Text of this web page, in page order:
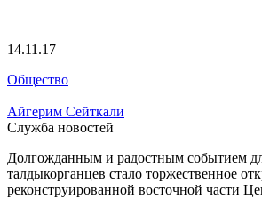
14.11.17
Общество
Айгерим Сейткали
Служба новостей
Долгожданным и радостным событием
талдыкорганцев стало торжественное
реконструированной восточной части